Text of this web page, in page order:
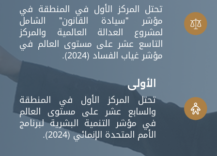
تحتل المركز الأول في المنطقة في
مؤشر "سيادة القانون" الشامل
لمشروع العدالة العالمية والمركز
التاسع عشر على مستوى العالم في
مؤشر غياب الفساد (2024).
الأولى
تحتل المركز الأول في المنطقة
والسابع عشر على مستوى العالم
في مؤشر التنمية البشرية لبرنامج
الأمم المتحدة الإنمائي (2024).